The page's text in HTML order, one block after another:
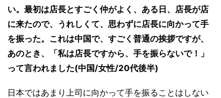
い。最初は店長とすごく仲がよく、ある日、店長が店
に来たので、うれしくて、思わずに店長に向かって手
を振った。これは中国で、すごく普通の挨拶ですが、
あのとき、「私は店長ですから、手を振らないで！」
って言われました(中国/女性/20代後半)
日本ではあまり上司に向かって手を振ることはしない